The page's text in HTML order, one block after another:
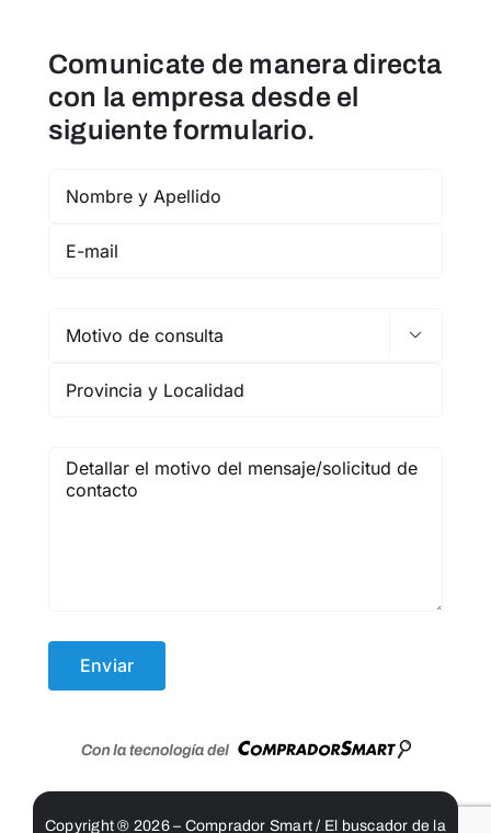
Comunicate de manera directa
con la empresa desde el
siguiente formulario.

Copyright ® 2026 – Comprador Smart / El buscador de la